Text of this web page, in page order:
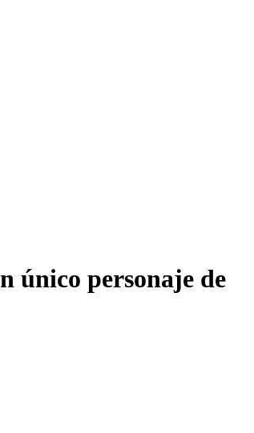
único personaje de